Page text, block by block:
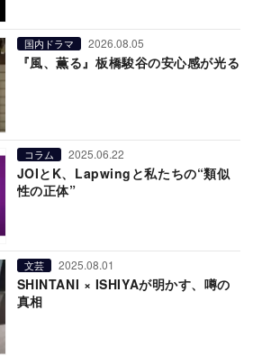
国内ドラマ 2026.08.05
『風、薫る』板橋駿谷の安心感が光る
コラム 2025.06.22
JOIとK、Lapwingと私たちの“類似
性の正体”
文芸 2025.08.01
SHINTANI × ISHIYAが明かす、噂の
真相